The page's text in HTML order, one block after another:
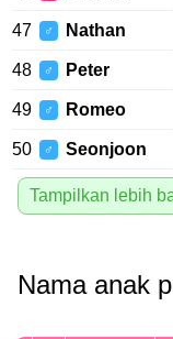
47 ♂ Nathan
48 ♂ Peter
49 ♂ Romeo
50 ♂ Seonjoon
Tampilkan lebih
Nama anak